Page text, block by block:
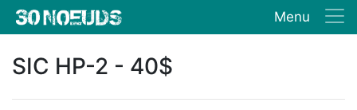
Menu
SIC HP-2 - 40$